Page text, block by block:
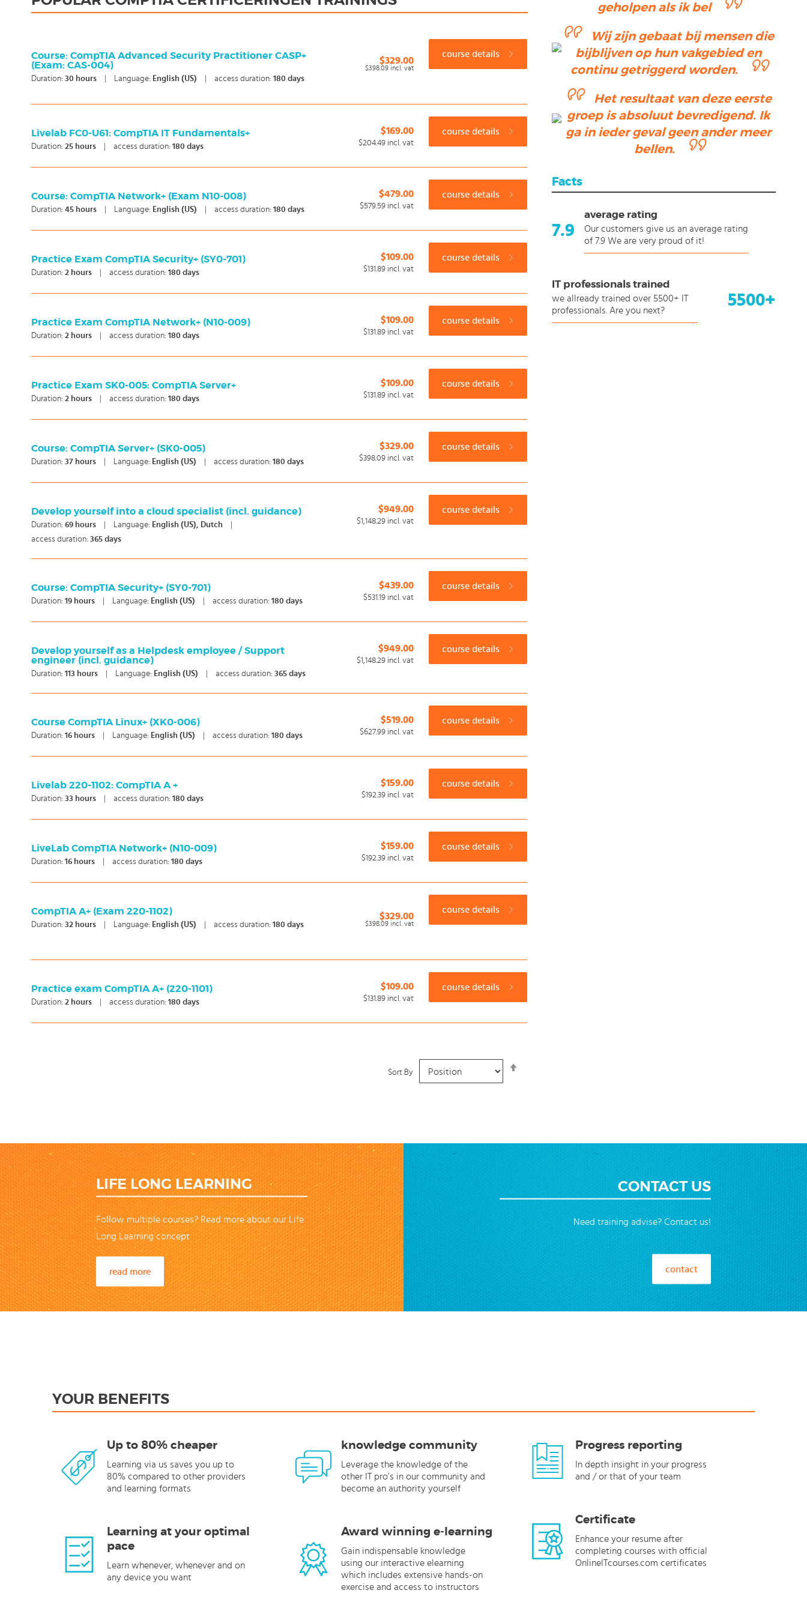
Course: CompTIA Advanced Security Practitioner CASP+
(Exam: CAS-004)
Duration: 30 hours Language: English (US) access duration: 180 days
$329.00
$398.09 incl. vat
course details
Livelab FC0-U61: CompTIA IT Fundamentals+
Duration: 25 hours access duration: 180 days
$169.00
$204.49 incl. vat
course details
Course: CompTIA Network+ (Exam N10-008)
Duration: 45 hours Language: English (US) access duration: 180 days
$479.00
$579.59 incl. vat
course details
Practice Exam CompTIA Security+ (SY0-701)
Duration: 2 hours access duration: 180 days
$109.00
$131.89 incl. vat
course details
Practice Exam CompTIA Network+ (N10-009)
Duration: 2 hours access duration: 180 days
$109.00
$131.89 incl. vat
course details
Practice Exam SK0-005: CompTIA Server+
Duration: 2 hours access duration: 180 days
$109.00
$131.89 incl. vat
course details
Course: CompTIA Server+ (SK0-005)
Duration: 37 hours Language: English (US) access duration: 180 days
$329.00
$398.09 incl. vat
course details
Develop yourself into a cloud specialist (incl. guidance)
Duration: 69 hours Language: English (US), Dutch
access duration: 365 days
$949.00
$1,148.29 incl. vat
course details
Course: CompTIA Security+ (SY0-701)
Duration: 19 hours Language: English (US) access duration: 180 days
$439.00
$531.19 incl. vat
course details
Develop yourself as a Helpdesk employee / Support
engineer (incl. guidance)
Duration: 113 hours Language: English (US) access duration: 365 days
$949.00
$1,148.29 incl. vat
course details
Course CompTIA Linux+ (XK0-006)
Duration: 16 hours Language: English (US) access duration: 180 days
$519.00
$627.99 incl. vat
course details
Livelab 220-1102: CompTIA A +
Duration: 33 hours access duration: 180 days
$159.00
$192.39 incl. vat
course details
LiveLab CompTIA Network+ (N10-009)
Duration: 16 hours access duration: 180 days
$159.00
$192.39 incl. vat
course details
CompTIA A+ (Exam 220-1102)
Duration: 32 hours Language: English (US) access duration: 180 days
$329.00
$398.09 incl. vat
course details
Practice exam CompTIA A+ (220-1101)
Duration: 2 hours access duration: 180 days
$109.00
$131.89 incl. vat
course details
Sort By
geholpen als ik bel
Wij zijn gebaat bij mensen die
bijblijven op hun vakgebied en
continu getriggerd worden.
Het resultaat van deze eerste
groep is absoluut bevredigend. Ik
ga in ieder geval geen ander meer
bellen.
Facts
7.9
average rating
Our customers give us an average rating
of 7.9 We are very proud of it!
5500+
IT professionals trained
we allready trained over 5500+ IT
professionals. Are you next?
LIFE LONG LEARNING
Follow multiple courses? Read more about our Life
Long Learning concept
read more
CONTACT US
Need training advise? Contact us!
contact
YOUR BENEFITS
Up to 80% cheaper
Learning via us saves you up to
80% compared to other providers
and learning formats
Learning at your optimal
pace
Learn whenever, whenever and on
any device you want
knowledge community
Leverage the knowledge of the
other IT pro’s in our community and
become an authority yourself
Award winning e-learning
Gain indispensable knowledge
using our interactive elearning
which includes extensive hands-on
exercise and access to instructors
Progress reporting
In depth insight in your progress
and / or that of your team
Certificate
Enhance your resume after
completing courses with official
OnlineITcourses.com certificates